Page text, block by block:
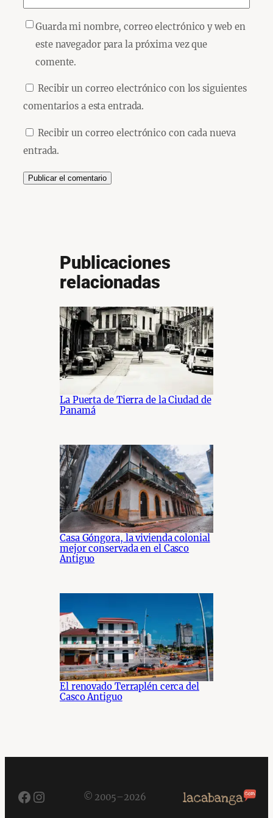
Guarda mi nombre, correo electrónico y web en
este navegador para la próxima vez que
comente.
Recibir un correo electrónico con los siguientes
comentarios a esta entrada.
Recibir un correo electrónico con cada nueva
entrada.
Publicaciones
relacionadas
La Puerta de Tierra de la Ciudad de
Panamá
Casa Góngora, la vivienda colonial
mejor conservada en el Casco
Antiguo
El renovado Terraplén cerca del
Casco Antiguo
Facebook
Instagram© 2005–2026